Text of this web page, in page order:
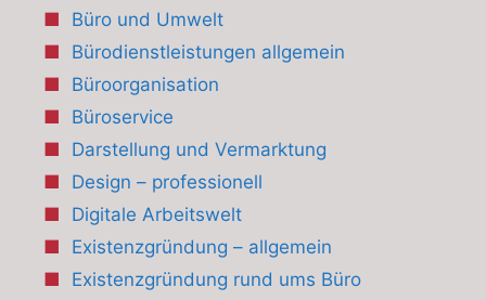
Büro und Umwelt
Bürodienstleistungen allgemein
Büroorganisation
Büroservice
Darstellung und Vermarktung
Design – professionell
Digitale Arbeitswelt
Existenzgründung – allgemein
Existenzgründung rund ums Büro